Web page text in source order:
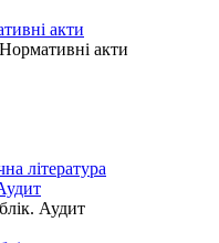
акти
акти
література
Аудит